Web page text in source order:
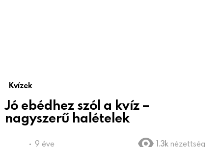
Kvízek
Jó ebédhez szól a kvíz –
nagyszerű halételek
9 éve 1.3k nézettség